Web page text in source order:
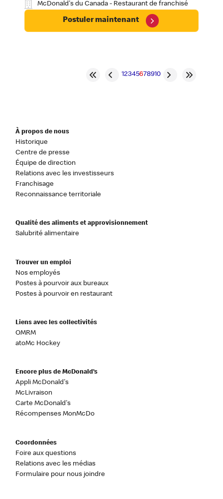
McDonald's du Canada - Restaurant de franchisé
Postuler maintenant
12345678910
À propos de nous
Historique
Centre de presse
Équipe de direction
Relations avec les investisseurs
Franchisage
Reconnaissance territoriale
Qualité des aliments et approvisionnement
Salubrité alimentaire
Trouver un emploi
Nos employés
Postes à pourvoir aux bureaux
Postes à pourvoir en restaurant
Liens avec les collectivités
OMRM
atoMc Hockey
Encore plus de McDonald’s
Appli McDonald's
McLivraison
Carte McDonald's
Récompenses MonMcDo
Coordonnées
Foire aux questions
Relations avec les médias
Formulaire pour nous joindre